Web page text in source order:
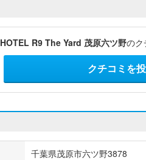
HOTEL R9 The Yard 茂原六ツ野のク
クチコミを
千葉県茂原市六ツ野3878